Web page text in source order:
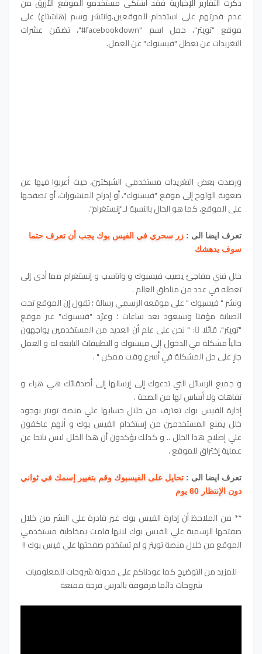
عدم قدرتهم على استخدام الموقعين.وانتشر وسم (هاشتاغ) على
موقع "تويتر"، حمل اسم "facebookdown#"، تضمّن عشرات
التغريدات عن تعطل "فيسبوك" عن العمل.
ورصدت بعض التغريدات مستخدمي الشبكتين، حيث أعربوا فيها عن
صعوبة الولوج إلى موقع "فيسبوك"، أو إدراج المنشورات، أو تصفحها
على الموقع، كما هو الحال بالنسبة لـ"إنستغرام".
تعرف ايضا الى : زر سحري في الفيس بوك يجب أن تعرف حتما
سوف يدهشك
خلل فني مفاجئ يصيب فيسبوك و واتاسب و إنستغرام مما أدى إلى
تعطله في عدد من مناطق العالم .
ونشر " فيسبوك " على موقعه الرسمي رسالة ؛ تقول إن الموقع تحت
الصيانة مؤقتا وسيعود بعد ساعات ؛ وغرّد "فيسبوك" عبر موقع
"تويتر"، قائلا ً: " نحن على علم أن العديد من المستخدمين يواجهون
حالياً مشكلة في الدخول إلى فيسبوك و التطبيقات التابعة له و العمل
جارٍ على حل المشكلة في أسرع وقت ممكن " .
و جميع الرسائل التي تدعوك إلى إرسالها إلى أصدقائك هي هراء و
تفاهات ولا أساس لها من الصحة .
إدارة الفيس بوك تعترف من خلال حسابها علي منصة تويتر بوجود
خلل يمنع المستخدمين من إستخدام الفيس بوك و أنهم عاكفون
علي إصلاح هذا الخلل .. و كذلك يؤكدون أن هذا الخلل ليس ناتجا عن
عملية إختراق للموقع .
تعرف ايضا الى : تحايل على الفيسبوك وقم بتغيير إسمك في ثواني
دون الإنتظار 60 يوم
** من الملاحظ أن إدارة الفيس بوك غير قادرة علي النشر من خلال
صفتحها الرسمية علي الفيس بوك لانها قامت بمخاطبة مستخدمي
الموقع من خلال منصة تويتر و لم تستخدم صفحتها علي فيس بوك !!
للمزيد من التوضيح كما عودناكم على مدونة شروحات للمعلوميات
شروحات دائما مرفوقة بالدرس فرجة ممتعة